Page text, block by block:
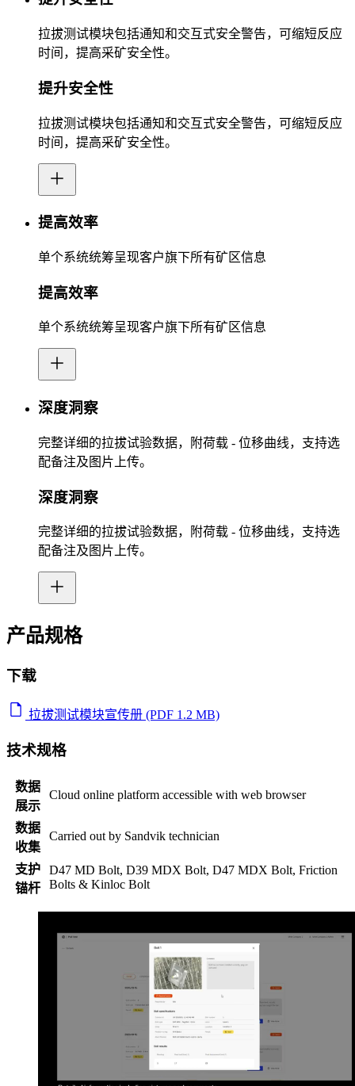
拉拔测试模块包括通知和交互式安全警告，可缩短反应
时间，提高采矿安全性。
提升安全性
拉拔测试模块包括通知和交互式安全警告，可缩短反应
时间，提高采矿安全性。
提高效率
单个系统统筹呈现客户旗下所有矿区信息
提高效率
单个系统统筹呈现客户旗下所有矿区信息
深度洞察
完整详细的拉拔试验数据，附荷载 - 位移曲线，支持选
配备注及图片上传。
深度洞察
完整详细的拉拔试验数据，附荷载 - 位移曲线，支持选
配备注及图片上传。
产品规格
下载
拉拔测试模块宣传册 (PDF 1.2 MB)
技术规格
数据
展示
Cloud online platform accessible with web browser
数据
收集
Carried out by Sandvik technician
支护
锚杆
D47 MD Bolt, D39 MDX Bolt, D47 MDX Bolt, Friction
Bolts & Kinloc Bolt